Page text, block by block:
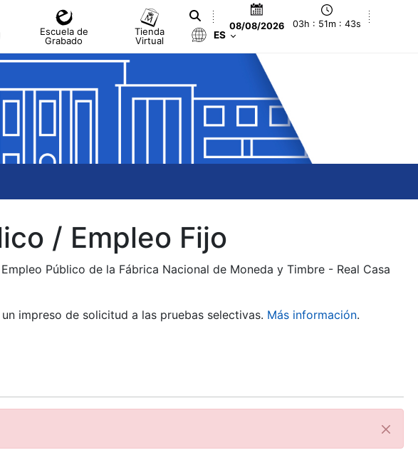
Escuela de
Grabado
Tienda
Virtual
08/08/2026 03h : 51m : 43s
ES
/ Empleo Fijo
Público de la Fábrica Nacional de Moneda y Timbre - Real Casa
impreso de solicitud a las pruebas selectivas. Más información.
Cerrar